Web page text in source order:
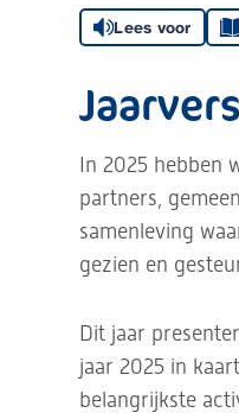
Lees voor
In 2025 hebben
partners,
samenleving
gezien en
Dit jaar
jaar 2025 in
belangrijkste